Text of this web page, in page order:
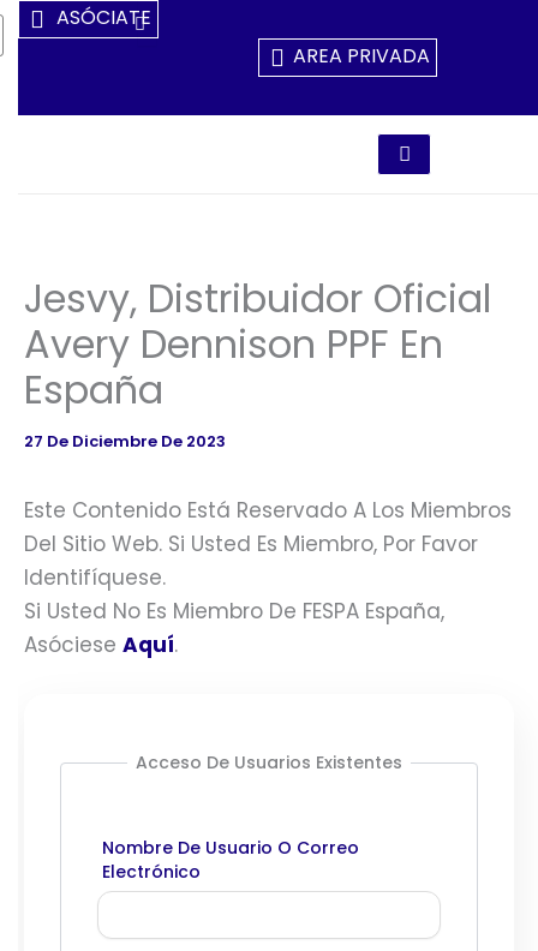
Ir
Al
ASÓCIATE
AREA PRIVADA
Jesvy, Distribuidor Oficial
Avery Dennison PPF En
España
27 De Diciembre De 2023
Este Contenido Está Reservado A Los Miembros
Del Sitio Web. Si Usted Es Miembro, Por Favor
Identifíquese.
Si Usted No Es Miembro De FESPA España,
Asóciese Aquí.
Acceso De Usuarios Existentes
Nombre De Usuario O Correo
Electrónico